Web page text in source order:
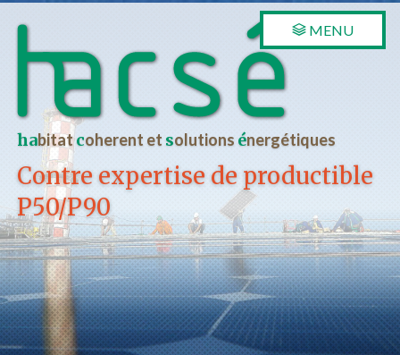
MENU
habitatcoherent et solutions énergétiques
Contre expertise de productible
P50/P90